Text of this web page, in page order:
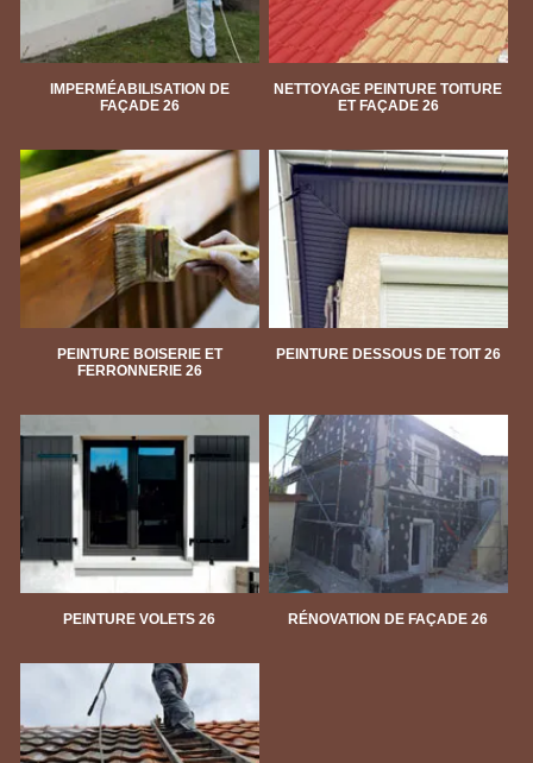
IMPERMÉABILISATION DE
FAÇADE 26
NETTOYAGE PEINTURE TOITURE
ET FAÇADE 26
PEINTURE BOISERIE ET
FERRONNERIE 26
PEINTURE DESSOUS DE TOIT 26
PEINTURE VOLETS 26 RÉNOVATION DE FAÇADE 26